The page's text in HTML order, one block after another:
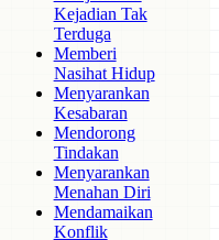
Kejadian Tak
Terduga
Memberi
Nasihat Hidup
Menyarankan
Kesabaran
Mendorong
Tindakan
Menyarankan
Menahan Diri
Mendamaikan
Konflik